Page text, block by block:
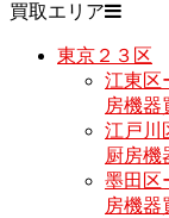
買取エリア
東京２３区
江東区
房機器
江戸川
厨房機
墨田区
房機器